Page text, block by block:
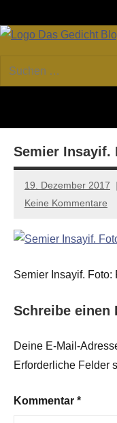
Inhalt
GEDICHT
Forum
von
Lyrik,
Essay
Suchen
nach:
Semier Insayif.
19. Dezember 2017
Keine Kommentare
Semier Insayif. Foto:
Schreibe einen
Deine E-Mail-
Erforderliche Felder
Kommentar *